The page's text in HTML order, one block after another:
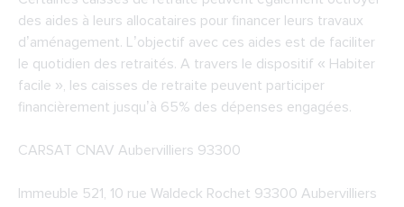
des aides à leurs allocataires pour financer leurs travaux
d’aménagement. L’objectif avec ces aides est de faciliter
le quotidien des retraités. A travers le dispositif « Habiter
facile », les caisses de retraite peuvent participer
financièrement jusqu’à 65% des dépenses engagées.
CARSAT CNAV Aubervilliers 93300
Immeuble 521, 10 rue Waldeck Rochet 93300 Aubervilliers